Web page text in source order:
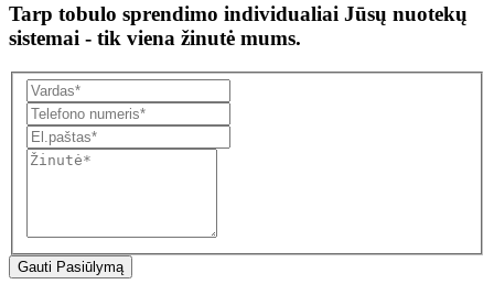
Tarp tobulo sprendimo individualiai Jūsų nuotekų
sistemai - tik viena žinutė mums.
Gauti Pasiūlymą